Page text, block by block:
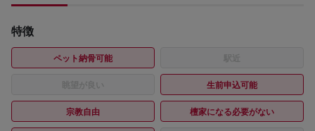
特徴
ペット納骨可能
生前申込可能
宗教自由 檀家になる必要がない